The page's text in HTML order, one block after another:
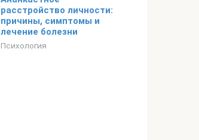
расстройство личности:
причины, симптомы и
лечение болезни
Психология